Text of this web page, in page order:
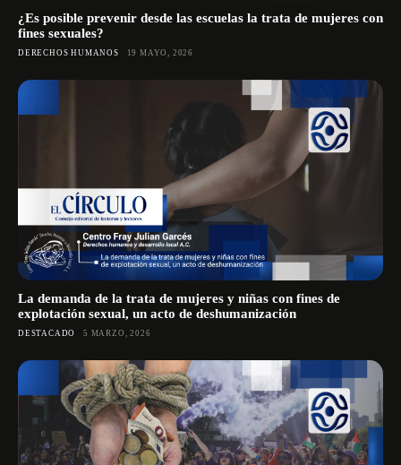
¿Es posible prevenir desde las escuelas la trata de mujeres con
fines sexuales?
DERECHOS HUMANOS 19 MAYO, 2026
La demanda de la trata de mujeres y niñas con fines de
explotación sexual, un acto de deshumanización
DESTACADO 5 MARZO, 2026